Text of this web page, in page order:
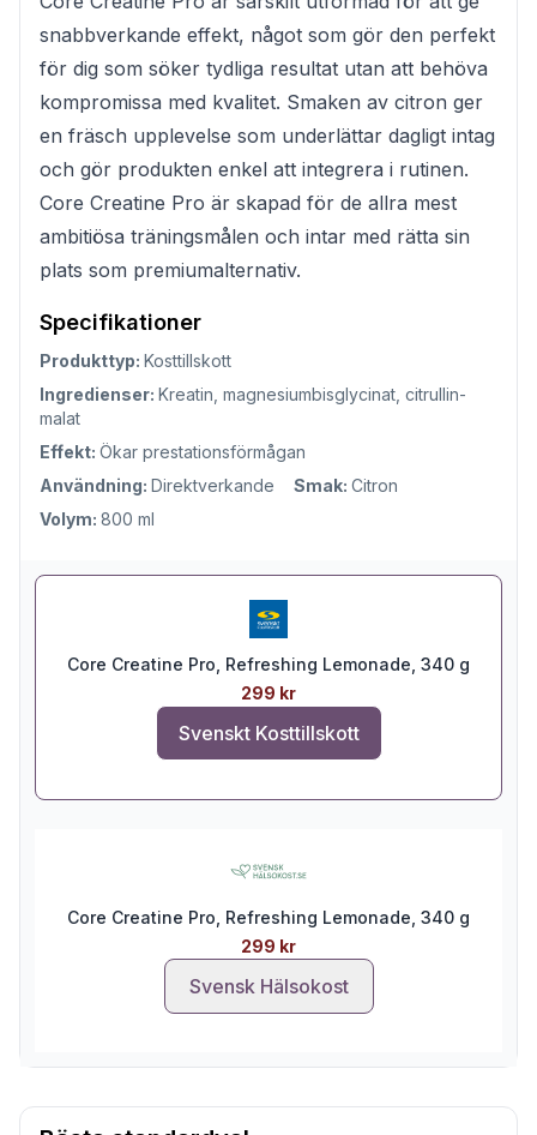
snabbverkande effekt, något som gör den perfekt
för dig som söker tydliga resultat utan att behöva
kompromissa med kvalitet. Smaken av citron ger
en fräsch upplevelse som underlättar dagligt intag
och gör produkten enkel att integrera i rutinen.
Core Creatine Pro är skapad för de allra mest
ambitiösa träningsmålen och intar med rätta sin
plats som premiumalternativ.
Specifikationer
Produkttyp: Kosttillskott
Ingredienser: Kreatin, magnesiumbisglycinat, citrullin-
malat
Effekt: Ökar prestationsförmågan
Användning: Direktverkande Smak: Citron
Volym: 800 ml
Core Creatine Pro, Refreshing Lemonade, 340 g
299 kr
Svenskt Kosttillskott
Core Creatine Pro, Refreshing Lemonade, 340 g
299 kr
Svensk Hälsokost